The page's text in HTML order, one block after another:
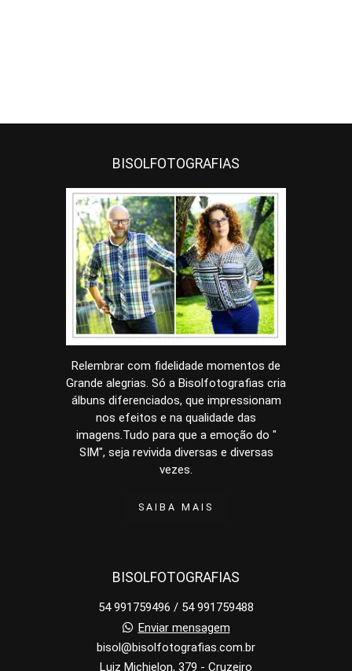
BISOLFOTOGRAFIAS
Relembrar com fidelidade momentos de
Grande alegrias. Só a Bisolfotografias cria
álbuns diferenciados, que impressionam
nos efeitos e na qualidade das
imagens.Tudo para que a emoção do "
SIM", seja revivida diversas e diversas
vezes.
SAIBA MAIS
BISOLFOTOGRAFIAS
54 991759496 / 54 991759488
Enviar mensagem
bisol@bisolfotografias.com.br
Luiz Michielon, 379 - Cruzeiro